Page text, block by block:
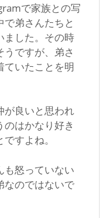
で家族との写
弟さんたちと
ました。その時
ですが、弟さ
ていたことを明
が良いと思われ
のはかなり好き
すよね。
も怒っていない
なのではないで